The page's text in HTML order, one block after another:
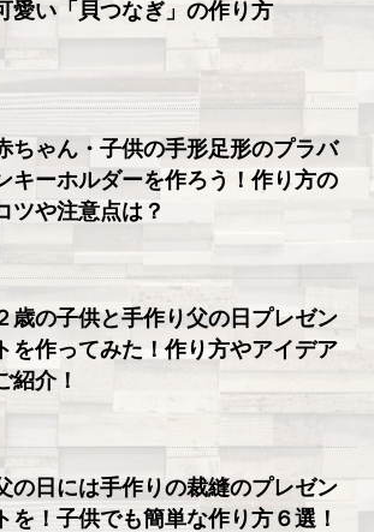
愛い「貝つなぎ」の作り方
ちゃん・子供の手形足形のプラバ
キーホルダーを作ろう！作り方の
ツや注意点は？
歳の子供と手作り父の日プレゼン
トを作ってみた！作り方やアイデア
紹介！
の日には手作りの裁縫のプレゼン
トを！子供でも簡単な作り方６選！